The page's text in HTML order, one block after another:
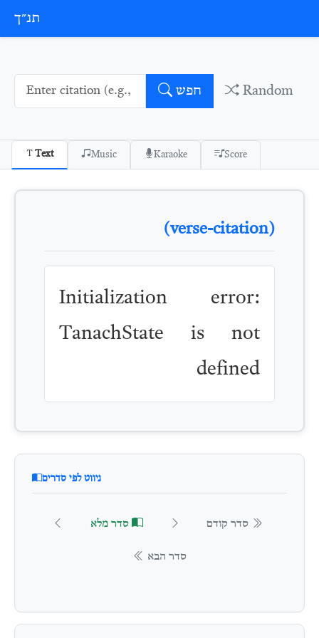
תנ״ך
חפש Random
Text Music Karaoke Score
(verse-citation)
Initialization error:
TanachState is not
defined
ניווט לפי סדרים
סדר קודם סדר מלא
סדר הבא